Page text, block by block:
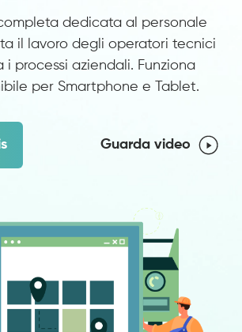
dedicata al personale
il lavoro degli operatori tecnici
i processi aziendali. Funziona
per Smartphone e Tablet.
Guarda video